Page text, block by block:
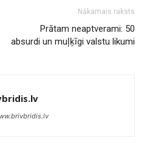
Nākamais raksts
Prātam neaptverami: 50
absurdi un muļķīgi valstu likumi